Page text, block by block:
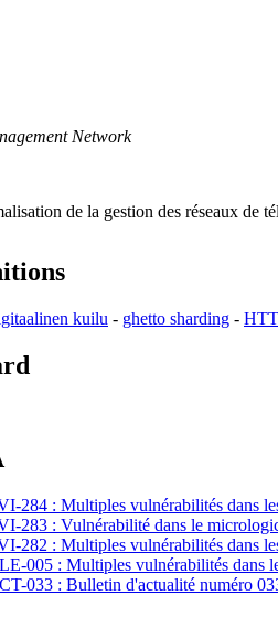
Network
de la gestion des réseaux
kuilu - ghetto sharding -
284 : Multiples vulnérabilités dans
283 : Vulnérabilité dans le
282 : Multiples vulnérabilités dans
005 : Multiples vulnérabilités dans
033 : Bulletin d'actualité numéro